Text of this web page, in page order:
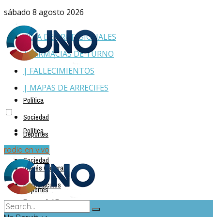
sábado 8 agosto 2026
GUÍA DE PROFESIONALES
| FARMACIAS DE TURNO
| FALLECIMIENTOS
| MAPAS DE ARRECIFES
Política
Sociedad
Deportes
Policiales
Interés General
Espectáculos
Economía | Empresas
Política
Sociedad
Deportes
radio en vivo